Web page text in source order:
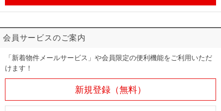
会員サービスのご案内
「新着物件メールサービス」や会員限定の便利機能をご利用いただ
けます！
新規登録（無料）